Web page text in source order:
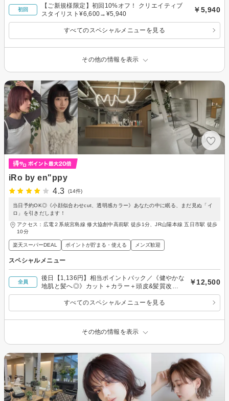
初回
【ご新規様限定】初回10%オフ！ クリエイティブ
スタイリスト¥6,600→¥5,940
￥5,940
すべてのスペシャルメニューを見る
その他の情報を表示
iRo by en"ppy
4.3
(14件)
当日予約OK◎《小顔似合わせcut、透明感カラー》あなたの中に眠る、まだ見ぬ「イ
ロ」を引きだします！
アクセス：広電２系統宮島線 修大協創中高前駅 徒歩1分、JR山陽本線 五日市駅 徒歩
10分
楽天スーパーDEAL ポイントが貯まる・使える メンズ歓迎
スペシャルメニュー
全員
後日【1,136円】相当ポイントバック／《健やかな
地肌と髪へ◎》カット＋カラー＋頭皮&髪質改善
スパトリートメント
￥12,500
すべてのスペシャルメニューを見る
その他の情報を表示